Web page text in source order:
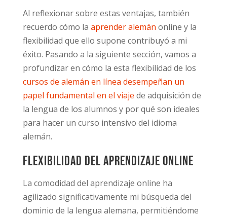
Al reflexionar sobre estas ventajas, también
recuerdo cómo la aprender alemán online y la
flexibilidad que ello supone contribuyó a mi
éxito. Pasando a la siguiente sección, vamos a
profundizar en cómo la esta flexibilidad de los
cursos de alemán en línea desempeñan un
papel fundamental en el viaje de adquisición de
la lengua de los alumnos y por qué son ideales
para hacer un curso intensivo del idioma
alemán.
Flexibilidad del aprendizaje online
La comodidad del aprendizaje online ha
agilizado significativamente mi búsqueda del
dominio de la lengua alemana, permitiéndome